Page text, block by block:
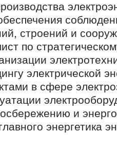
строений и
по
электрической
в сфере
и
энергетика